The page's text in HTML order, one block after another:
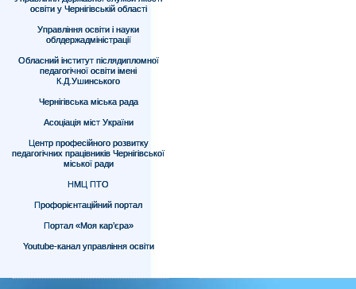
освіти у Чернігівській області
Управління освіти і науки
облдержадміністрації
Обласний інститут післядипломної
педагогічної освіти імені
К.Д.Ушинського
Чернігівська міська рада
Асоціація міст України
Центр професійного розвитку
педагогічних працівників Чернігівської
міської ради
НМЦ ПТО
Профорієнтаційний портал
Портал «Моя кар’єра»
Youtube-канал управління освіти